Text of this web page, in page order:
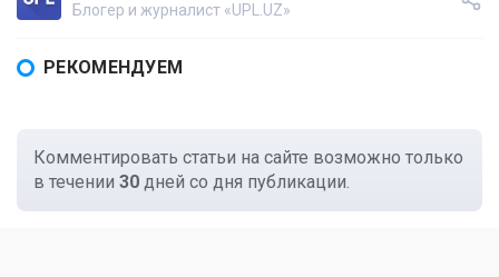
Блогер и журналист «UPL.UZ»
РЕКОМЕНДУЕМ
Комментировать статьи на сайте возможно только
в течении 30 дней со дня публикации.